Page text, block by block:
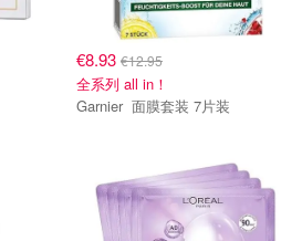
€8.93 €12.95
全系列 all in！
Garnier 面膜套装 7片装